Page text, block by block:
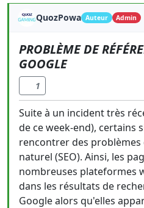
QuozPowa Auteur Admin
PROBLÈME DE
GOOGLE
1
Suite à un incident très
de ce week-end), certains
rencontrer des
naturel (SEO). Ainsi, les
nombreuses plateformes
dans les résultats de
Google alors qu'elles